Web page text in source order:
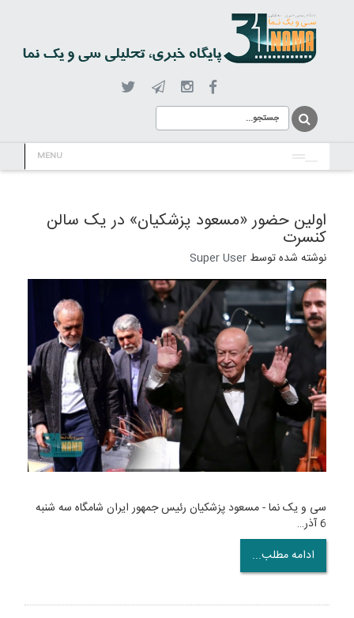
MENU
اولین حضور «مسعود پزشکیان» در یک سالن
کنسرت
نوشته شده توسط Super User
سی و یک نما - مسعود پزشکیان رئیس جمهور ایران شامگاه سه شنبه
6 آذر…
ادامه مطلب...